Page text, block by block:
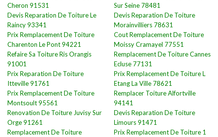
Cheron 91531
Devis Reparation De Toiture Le
Raincy 93341
Prix Remplacement De Toiture
Charenton Le Pont 94221
Refaire Sa Toiture Ris Orangis
91001
Prix Reparation De Toiture
Itteville 91761
Prix Remplacement De Toiture
Montsoult 95561
Renovation De Toiture Juvisy Sur
Orge 91261
Remplacement De Toiture
Sur Seine 78481
Devis Reparation De Toiture
Morainvilliers 78631
Cout Remplacement De Toiture
Moissy Cramayel 77551
Remplacement De Toiture Cannes
Ecluse 77131
Prix Remplacement De Toiture L
Etang La Ville 78621
Remplacer Toiture Alfortville
94141
Devis Reparation De Toiture
Limours 91471
Prix Remplacement De Toiture 1